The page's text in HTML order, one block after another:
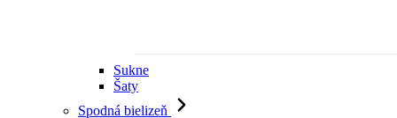
Sukne
Šaty
Spodná bielizeň